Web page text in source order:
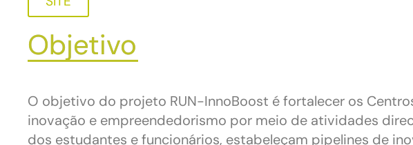
Objetivo
O objetivo do projeto RUN-InnoBoost é fortalecer os
inovação e empreendedorismo por meio de atividades
dos estudantes e funcionários, estabeleçam pipelines de